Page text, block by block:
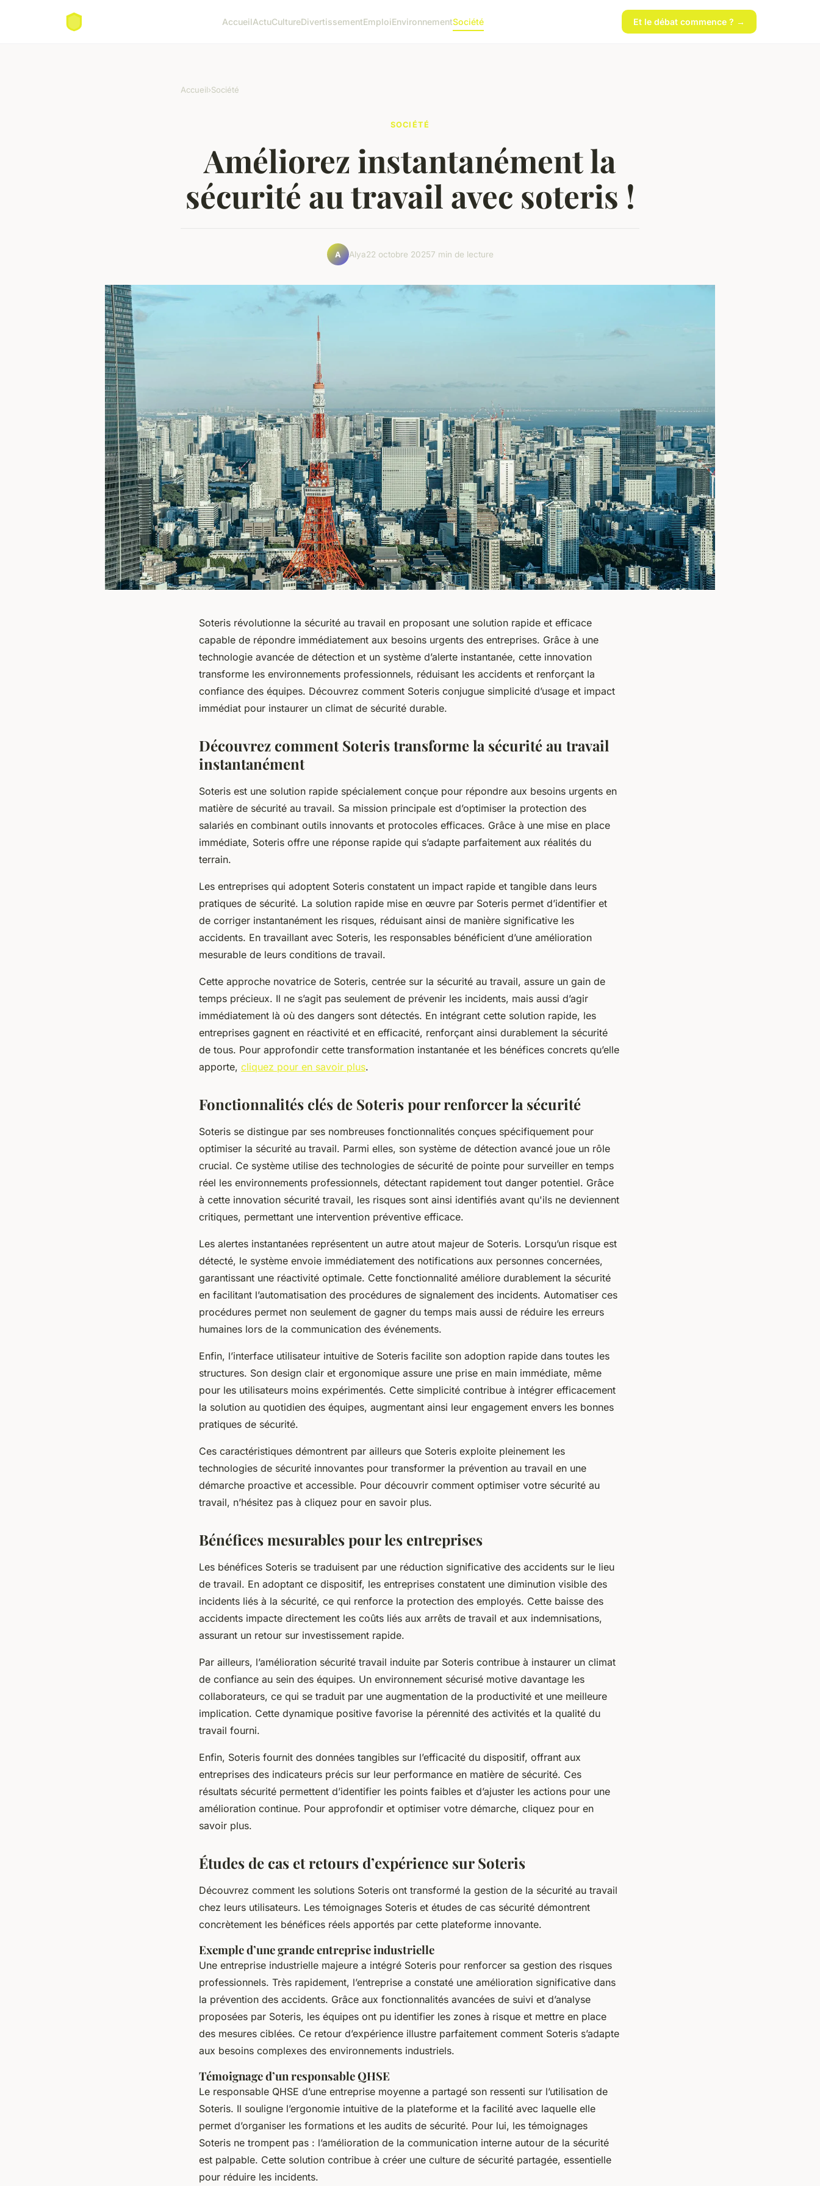
AccueilActuCultureDivertissementEmploiEnvironnementSociété Et le débat commence ? →
Accueil›Société
SOCIÉTÉ
Améliorez instantanément la
sécurité au travail avec soteris !
A Alya22 octobre 20257 min de lecture
Soteris révolutionne la sécurité au travail en proposant une solution rapide et efficace
capable de répondre immédiatement aux besoins urgents des entreprises. Grâce à une
technologie avancée de détection et un système d’alerte instantanée, cette innovation
transforme les environnements professionnels, réduisant les accidents et renforçant la
confiance des équipes. Découvrez comment Soteris conjugue simplicité d’usage et impact
immédiat pour instaurer un climat de sécurité durable.
Découvrez comment Soteris transforme la sécurité au travail
instantanément
Soteris est une solution rapide spécialement conçue pour répondre aux besoins urgents en
matière de sécurité au travail. Sa mission principale est d’optimiser la protection des
salariés en combinant outils innovants et protocoles efficaces. Grâce à une mise en place
immédiate, Soteris offre une réponse rapide qui s’adapte parfaitement aux réalités du
terrain.
Les entreprises qui adoptent Soteris constatent un impact rapide et tangible dans leurs
pratiques de sécurité. La solution rapide mise en œuvre par Soteris permet d’identifier et
de corriger instantanément les risques, réduisant ainsi de manière significative les
accidents. En travaillant avec Soteris, les responsables bénéficient d’une amélioration
mesurable de leurs conditions de travail.
Cette approche novatrice de Soteris, centrée sur la sécurité au travail, assure un gain de
temps précieux. Il ne s’agit pas seulement de prévenir les incidents, mais aussi d’agir
immédiatement là où des dangers sont détectés. En intégrant cette solution rapide, les
entreprises gagnent en réactivité et en efficacité, renforçant ainsi durablement la sécurité
de tous. Pour approfondir cette transformation instantanée et les bénéfices concrets qu’elle
apporte, cliquez pour en savoir plus.
Fonctionnalités clés de Soteris pour renforcer la sécurité
Soteris se distingue par ses nombreuses fonctionnalités conçues spécifiquement pour
optimiser la sécurité au travail. Parmi elles, son système de détection avancé joue un rôle
crucial. Ce système utilise des technologies de sécurité de pointe pour surveiller en temps
réel les environnements professionnels, détectant rapidement tout danger potentiel. Grâce
à cette innovation sécurité travail, les risques sont ainsi identifiés avant qu'ils ne deviennent
critiques, permettant une intervention préventive efficace.
Les alertes instantanées représentent un autre atout majeur de Soteris. Lorsqu’un risque est
détecté, le système envoie immédiatement des notifications aux personnes concernées,
garantissant une réactivité optimale. Cette fonctionnalité améliore durablement la sécurité
en facilitant l’automatisation des procédures de signalement des incidents. Automatiser ces
procédures permet non seulement de gagner du temps mais aussi de réduire les erreurs
humaines lors de la communication des événements.
Enfin, l’interface utilisateur intuitive de Soteris facilite son adoption rapide dans toutes les
structures. Son design clair et ergonomique assure une prise en main immédiate, même
pour les utilisateurs moins expérimentés. Cette simplicité contribue à intégrer efficacement
la solution au quotidien des équipes, augmentant ainsi leur engagement envers les bonnes
pratiques de sécurité.
Ces caractéristiques démontrent par ailleurs que Soteris exploite pleinement les
technologies de sécurité innovantes pour transformer la prévention au travail en une
démarche proactive et accessible. Pour découvrir comment optimiser votre sécurité au
travail, n’hésitez pas à cliquez pour en savoir plus.
Bénéfices mesurables pour les entreprises
Les bénéfices Soteris se traduisent par une réduction significative des accidents sur le lieu
de travail. En adoptant ce dispositif, les entreprises constatent une diminution visible des
incidents liés à la sécurité, ce qui renforce la protection des employés. Cette baisse des
accidents impacte directement les coûts liés aux arrêts de travail et aux indemnisations,
assurant un retour sur investissement rapide.
Par ailleurs, l’amélioration sécurité travail induite par Soteris contribue à instaurer un climat
de confiance au sein des équipes. Un environnement sécurisé motive davantage les
collaborateurs, ce qui se traduit par une augmentation de la productivité et une meilleure
implication. Cette dynamique positive favorise la pérennité des activités et la qualité du
travail fourni.
Enfin, Soteris fournit des données tangibles sur l’efficacité du dispositif, offrant aux
entreprises des indicateurs précis sur leur performance en matière de sécurité. Ces
résultats sécurité permettent d’identifier les points faibles et d’ajuster les actions pour une
amélioration continue. Pour approfondir et optimiser votre démarche, cliquez pour en
savoir plus.
Études de cas et retours d’expérience sur Soteris
Découvrez comment les solutions Soteris ont transformé la gestion de la sécurité au travail
chez leurs utilisateurs. Les témoignages Soteris et études de cas sécurité démontrent
concrètement les bénéfices réels apportés par cette plateforme innovante.
Exemple d’une grande entreprise industrielle
Une entreprise industrielle majeure a intégré Soteris pour renforcer sa gestion des risques
professionnels. Très rapidement, l’entreprise a constaté une amélioration significative dans
la prévention des accidents. Grâce aux fonctionnalités avancées de suivi et d’analyse
proposées par Soteris, les équipes ont pu identifier les zones à risque et mettre en place
des mesures ciblées. Ce retour d’expérience illustre parfaitement comment Soteris s’adapte
aux besoins complexes des environnements industriels.
Témoignage d’un responsable QHSE
Le responsable QHSE d’une entreprise moyenne a partagé son ressenti sur l’utilisation de
Soteris. Il souligne l’ergonomie intuitive de la plateforme et la facilité avec laquelle elle
permet d’organiser les formations et les audits de sécurité. Pour lui, les témoignages
Soteris ne trompent pas : l’amélioration de la communication interne autour de la sécurité
est palpable. Cette solution contribue à créer une culture de sécurité partagée, essentielle
pour réduire les incidents.